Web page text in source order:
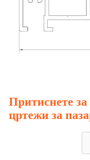
Притиснете за
цртежи за